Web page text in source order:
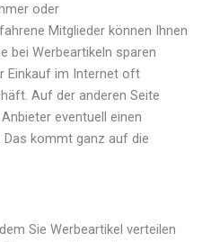
oder
Mitglieder können Ihnen
bei Werbeartikeln sparen
Einkauf im Internet oft
Auf der anderen Seite
eventuell einen
Das kommt ganz auf die
Sie Werbeartikel verteilen